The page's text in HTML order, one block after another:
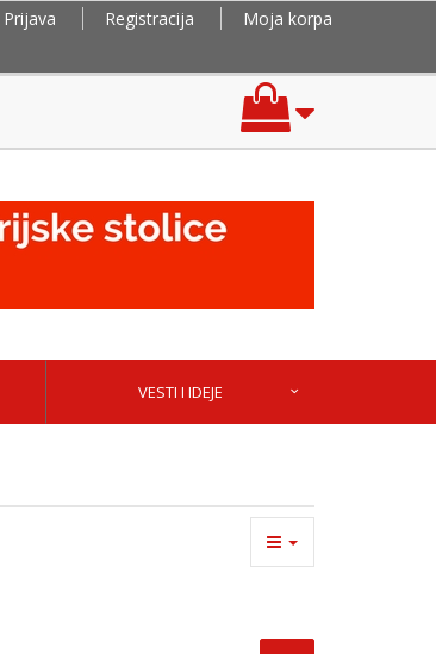
Prijava Registracija
Moja korpa
VESTI I IDEJE